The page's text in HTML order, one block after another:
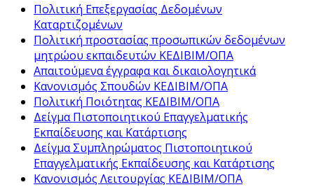
Πολιτική Επεξεργασίας Δεδομένων
Καταρτιζομένων
Πολιτική προστασίας προσωπικών δεδομένων
μητρώου εκπαιδευτών ΚΕΔΙΒΙΜ/ΟΠΑ
Απαιτούμενα έγγραφα και δικαιολογητικά
Κανονισμός Σπουδών ΚΕΔΙΒΙΜ/ΟΠΑ
Πολιτική Ποιότητας ΚΕΔΙΒΙΜ/ΟΠΑ
Δείγμα Πιστοποιητικού Επαγγελματικής
Εκπαίδευσης και Κατάρτισης
Δείγμα Συμπληρώματος Πιστοποιητικού
Επαγγελματικής Εκπαίδευσης και Κατάρτισης
Κανονισμός Λειτουργίας ΚΕΔΙΒΙΜ/ΟΠΑ